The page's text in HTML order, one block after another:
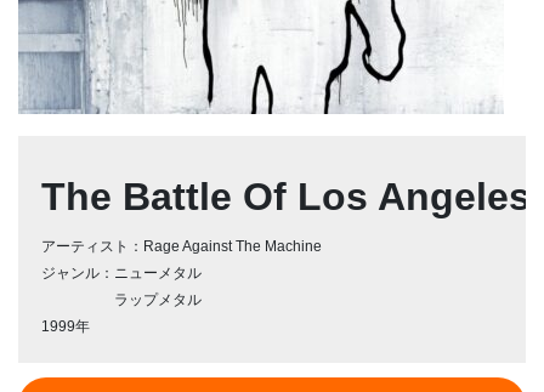
The Battle Of Los Angeles
アーティスト：Rage Against The Machine
ジャンル：ニューメタル
ラップメタル
1999年